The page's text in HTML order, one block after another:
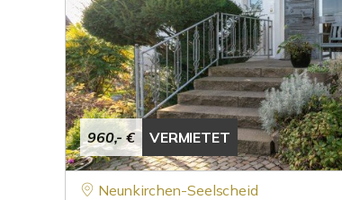
960,- € VERMIETET
Neunkirchen-Seelscheid